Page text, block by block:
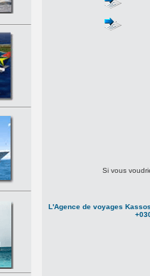
Si vous
L'Agence de voyages